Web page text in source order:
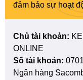
đảm bảo sự hoạt
Chủ tài khoản:
ONLINE
Số tài khoản:
Ngân hàng